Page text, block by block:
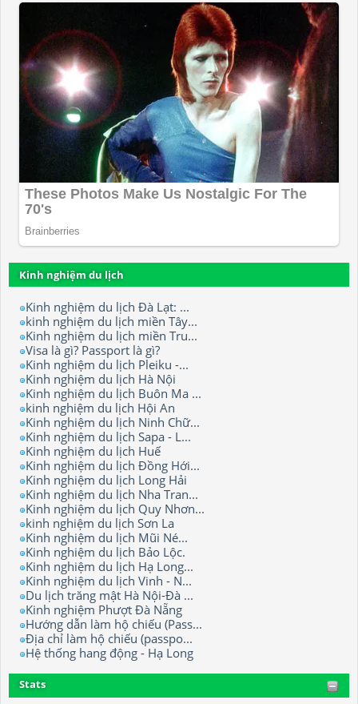
Kinh nghiệm du lịch
Kinh nghiệm du lịch Đà Lạt: ...
kinh nghiệm du lịch miền Tây...
Kinh nghiệm du lịch miền Tru...
Visa là gì? Passport là gì?
Kinh nghiệm du lịch Pleiku -...
Kinh nghiệm du lịch Hà Nội
Kinh nghiệm du lịch Buôn Ma ...
kinh nghiệm du lịch Hội An
Kinh nghiệm du lịch Ninh Chữ...
Kinh nghiệm du lịch Sapa - L...
Kinh nghiệm du lịch Huế
Kinh nghiệm du lịch Đồng Hới...
Kinh nghiệm du lịch Long Hải
Kinh nghiệm du lịch Nha Tran...
Kinh nghiệm du lịch Quy Nhơn...
kinh nghiệm du lịch Sơn La
Kinh nghiệm du lịch Mũi Né...
Kinh nghiệm du lịch Bảo Lộc.
Kinh nghiệm du lịch Hạ Long...
Kinh nghiệm du lịch Vinh - N...
Du lịch trăng mật Hà Nội-Đà ...
Kinh nghiệm Phượt Đà Nẵng
Hướng dẫn làm hộ chiếu (Pass...
Địa chỉ làm hộ chiếu (passpo...
Hệ thống hang động - Hạ Long
Stats